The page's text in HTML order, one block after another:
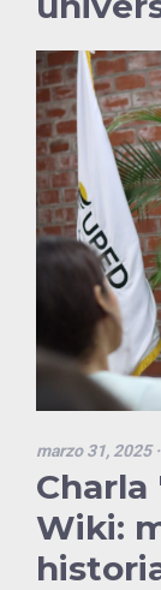
marzo 31, 2025·
Charla
Wiki: